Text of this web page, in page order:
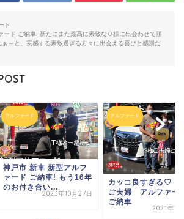
ド
ード ご納車! 新たにまた最高に素敵なＯ様に出会わせて頂
～ と、実感する素敵過ぎる方々に出会える喜びと感謝だ
アルファード
神戸市 新車 新型アルフ
ァード ご納車! もう16年
のお付き合い...
2023年10月27日
アルファード
カッコ良すぎる♡
ご夫婦 アルファ
ご納車
2021年10